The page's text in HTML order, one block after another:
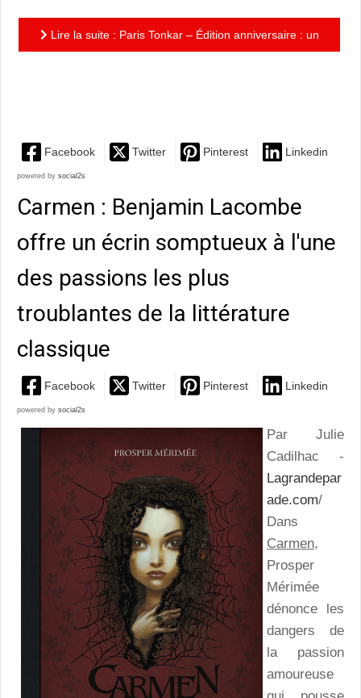
Lire la suite : Paris Tonkar – Édition anniversaire : un
Facebook Twitter Pinterest Linkedin
powered by social2s
Carmen : Benjamin Lacombe
offre un écrin somptueux à l'une
des passions les plus
troublantes de la littérature
classique
Facebook Twitter Pinterest Linkedin
powered by social2s
Par Julie
Cadilhac -
Lagrandepar
ade.com/
Dans
Carmen,
Prosper
Mérimée
dénonce les
dangers de
la passion
amoureuse